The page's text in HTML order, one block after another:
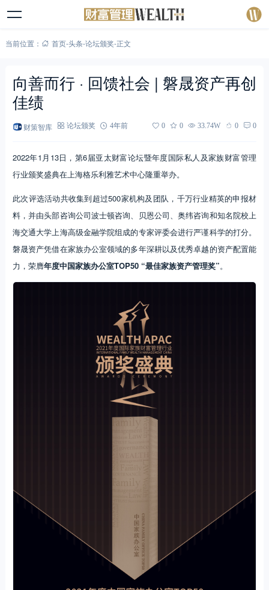
当前位置： 首页-头条-论坛颁奖-正文
向善而行 · 回馈社会 | 磐晟资产再创
佳绩
财策智库 论坛颁奖 4年前 0 0 33.74W 0 0
2022年1月13日，第6届亚太财富论坛暨年度国际私人及家族财富管理
行业颁奖盛典在上海格乐利雅艺术中心隆重举办。
此次评选活动共收集到超过500家机构及团队，千万行业精英的申报材
料，并由头部咨询公司波士顿咨询、贝恩公司、奥纬咨询和知名院校上
海交通大学上海高级金融学院组成的专家评委会进行严谨科学的打分。
磐晟资产凭借在家族办公室领域的多年深耕以及优秀卓越的资产配置能
力，荣膺年度中国家族办公室TOP50 “最佳家族资产管理奖”。